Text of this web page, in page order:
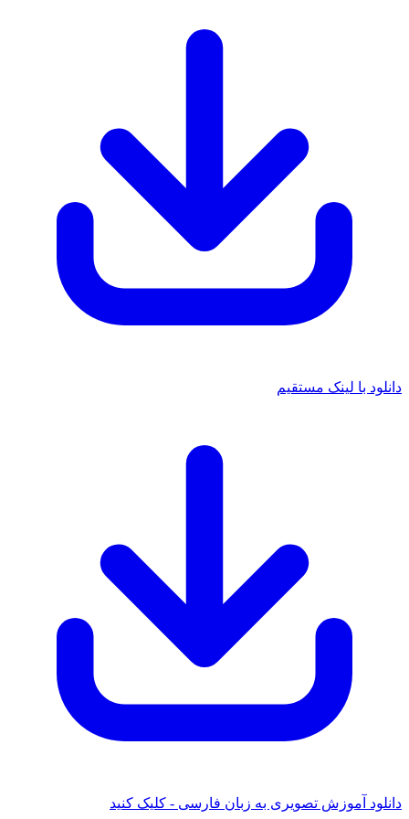
با لینک مستقیم
آموزش تصویری به زبان فارسی - کلیک کنید